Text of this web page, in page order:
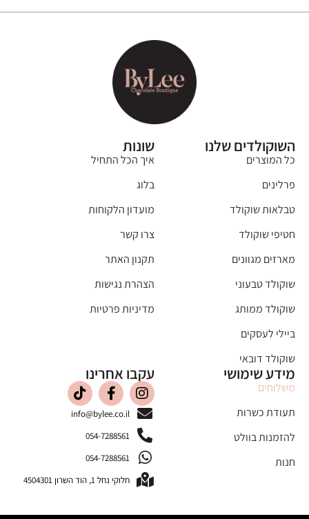
השוקולדים שלנו
כל המוצרים
פרלינים
טבלאות שוקולד
חטיפי שוקולד
מארזים מגוונים
שוקולד טבעוני
שוקולד ממותג
ביילי לעסקים
שוקולד דובאי
שונות
איך הכל התחיל
בלוג
מועדון הלקוחות
צרו קשר
תקנון האתר
הצהרת נגישות
מדיניות פרטיות
מידע שימושי
משלוחים
תעודת כשרות
להזמנות בוולט
חנות
עקבו אחרינו
info@bylee.co.il
054-7288561
054-7288561
חלוקי נחל 1, הוד השרון 4504301